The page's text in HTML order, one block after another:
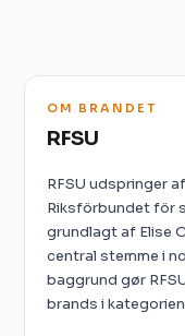
OM BRANDET
RFSU
RFSU udspringer
Riksförbundet för
grundlagt af Elise
central stemme i
baggrund gør
brands i